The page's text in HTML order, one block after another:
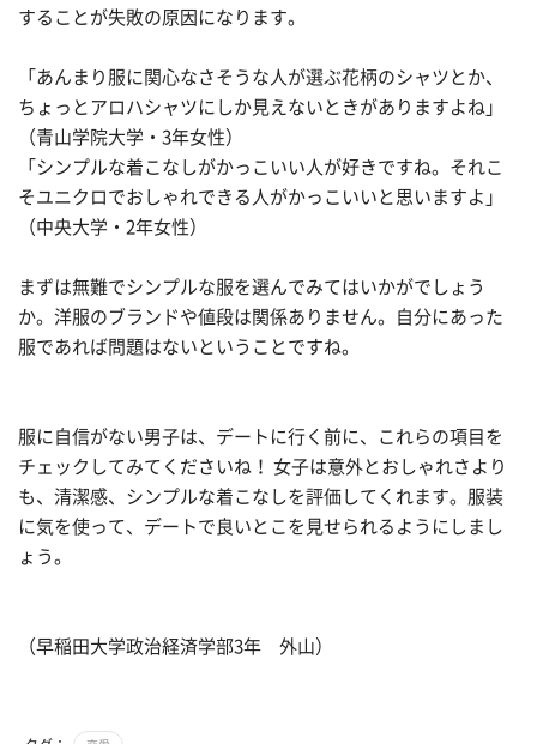
することが失敗の原因になります。
「あんまり服に関心なさそうな人が選ぶ花柄のシャツとか、
ちょっとアロハシャツにしか見えないときがありますよね」
（青山学院大学・3年女性）
「シンプルな着こなしがかっこいい人が好きですね。それこ
そユニクロでおしゃれできる人がかっこいいと思いますよ」
（中央大学・2年女性）
まずは無難でシンプルな服を選んでみてはいかがでしょう
か。洋服のブランドや値段は関係ありません。自分にあった
服であれば問題はないということですね。
服に自信がない男子は、デートに行く前に、これらの項目を
チェックしてみてくださいね！ 女子は意外とおしゃれさより
も、清潔感、シンプルな着こなしを評価してくれます。服装
に気を使って、デートで良いとこを見せられるようにしまし
ょう。
（早稲田大学政治経済学部3年 外山）